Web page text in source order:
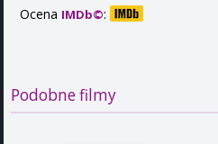
Ocena IMDb©:
Podobne filmy